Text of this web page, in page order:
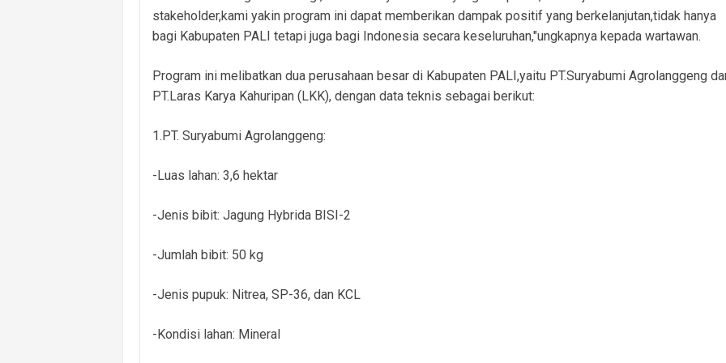
stakeholder,kami yakin program ini dapat memberikan dampak positif yang berkelanjutan,tidak hanya
bagi Kabupaten PALI tetapi juga bagi Indonesia secara keseluruhan,"ungkapnya kepada wartawan.
Program ini melibatkan dua perusahaan besar di Kabupaten PALI,yaitu PT.Suryabumi Agrolanggeng
PT.Laras Karya Kahuripan (LKK), dengan data teknis sebagai berikut:
1.PT. Suryabumi Agrolanggeng:
-Luas lahan: 3,6 hektar
-Jenis bibit: Jagung Hybrida BISI-2
-Jumlah bibit: 50 kg
-Jenis pupuk: Nitrea, SP-36, dan KCL
-Kondisi lahan: Mineral